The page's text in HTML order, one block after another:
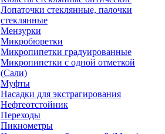
Лопаточки стеклянные, палочки
стеклянные
Мензурки
Микробюретки
Микропипетки градуированные
Микропипетки с одной отметкой
(Сали)
Муфты
Насадки для экстрагирования
Нефтеотстойник
Переходы
Пикнометры